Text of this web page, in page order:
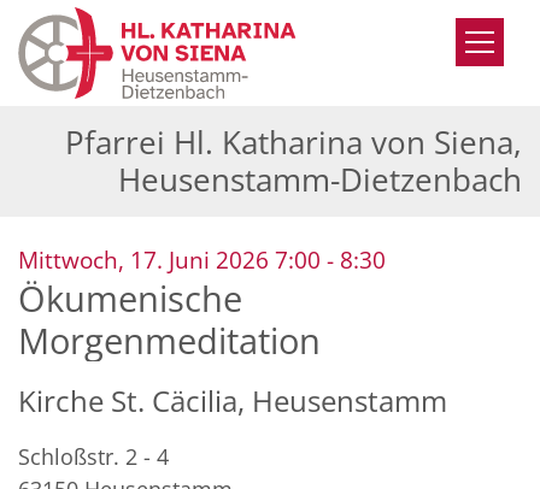
Zum Inhalt springen
Pfarrei Hl. Katharina von Siena,
Heusenstamm-Dietzenbach
Mittwoch, 17. Juni 2026 7:00 - 8:30
Ökumenische
Morgenmeditation
Kirche St. Cäcilia, Heusenstamm
Schloßstr. 2 - 4